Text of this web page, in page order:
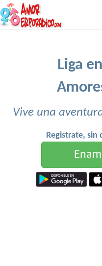
Liga
Vive una
Registrate, sin